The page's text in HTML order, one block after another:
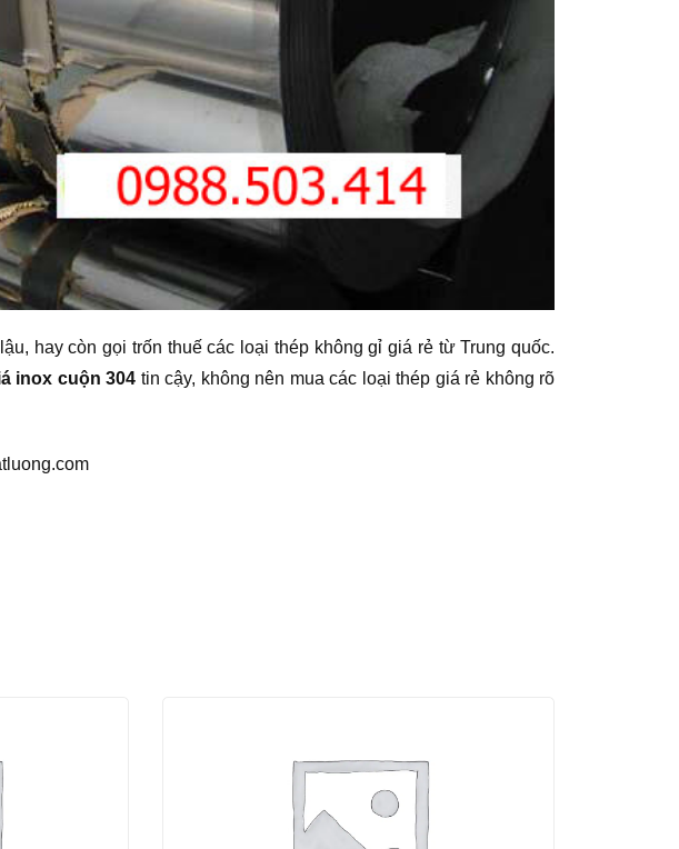
hay còn gọi trốn thuế các loại thép không gỉ giá rẻ từ Trung quốc.
inox cuộn 304 tin cậy, không nên mua các loại thép giá rẻ không rõ